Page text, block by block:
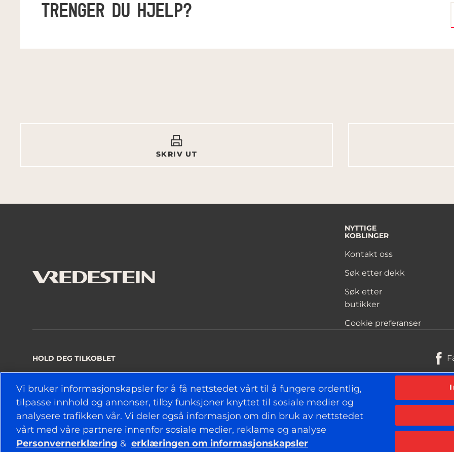
TRENGER DU HJELP?
SKRIV UT
NYTTIGE
KOBLINGER
Kontakt oss
Søk etter dekk
Søk etter
butikker
Cookie preferanser
HOLD DEG TILKOBLET
Vi bruker informasjonskapsler for å få nettstedet vårt til å fungere ordentlig,
tilpasse innhold og annonser, tilby funksjoner knyttet til sosiale medier og
analysere trafikken vår. Vi deler også informasjon om din bruk av nettstedet
vårt med våre partnere innenfor sosiale medier, reklame og analyse
Personvernerklæring & erklæringen om informasjonskapsler